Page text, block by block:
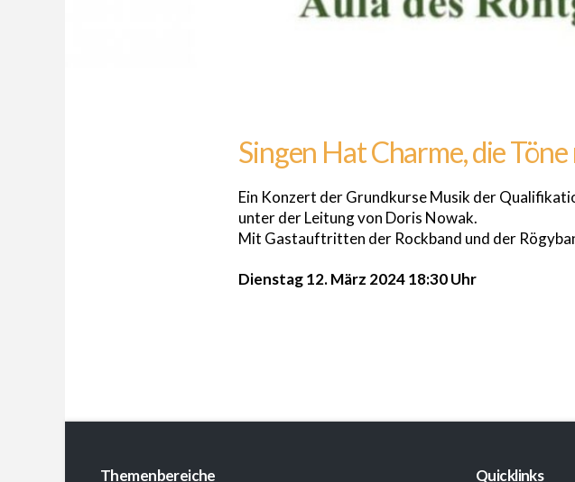
Singen Hat Charme, die
Ein Konzert der Grundkurse Musik der
unter der Leitung von Doris Nowak.
Mit Gastauftritten der Rockband und der
Dienstag 12. März 2024 18:30 Uhr
Themenbereiche Quicklinks